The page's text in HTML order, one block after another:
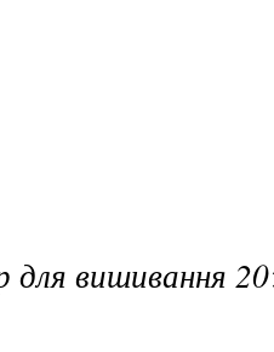
для вишивання